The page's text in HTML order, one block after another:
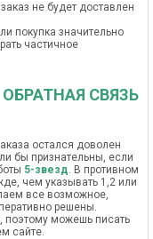
не будет доставлен
покупка значительно
частичное
ОБРАТНАЯ СВЯЗЬ
остался доволен
бы признательны, если
5-звезд. В противном
чем указывать 1,2 или
все возможное,
решены.
поэтому можешь писать
сайте.